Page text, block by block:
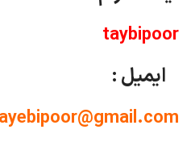
taybipoor
ایمیل :